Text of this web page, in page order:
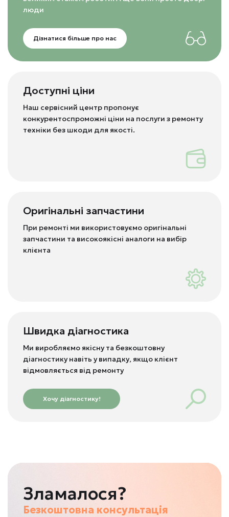
люди
Дізнатися більше про нас
Доступні ціни
Наш сервісний центр пропонує
конкурентоспроможні ціни на послуги з ремонту
техніки без шкоди для якості.
Оригінальні запчастини
При ремонті ми використовуємо оригінальні
запчастини та високоякісні аналоги на вибір
клієнта
Швидка діагностика
Ми виробляємо якісну та безкоштовну
діагностику навіть у випадку, якщо клієнт
відмовляється від ремонту
Хочу діагностику!
Зламалося?
Безкоштовна консультація